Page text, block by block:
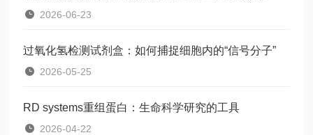
2026-06-23
过氧化氢检测试剂盒：如何捕捉细胞内的“信号分子”
2026-05-25
RD systems重组蛋白：生命科学研究的工具
2026-04-22